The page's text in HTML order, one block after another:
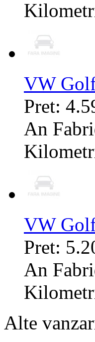
VW
Pret:
An
VW
Pret:
An
Alte